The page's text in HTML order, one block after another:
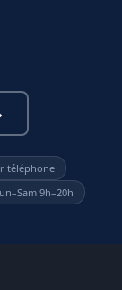
téléphone
9h–20h